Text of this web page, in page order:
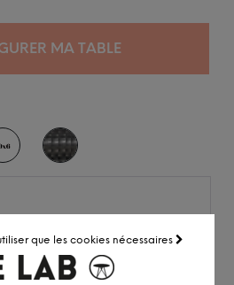
que les cookies nécessaires
MA TABLE